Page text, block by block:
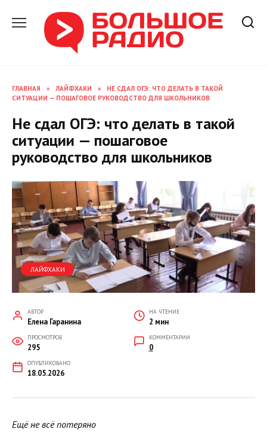
содержанию
ГЛАВНАЯ » ЛАЙФХАКИ »
НЕ СДАЛ ОГЭ: ЧТО ДЕЛАТЬ В ТАКОЙ
СИТУАЦИИ — ПОШАГОВОЕ РУКОВОДСТВО ДЛЯ ШКОЛЬНИКОВ
Не сдал ОГЭ: что делать в такой
ситуации — пошаговое
руководство для школьников
ЛАЙФХАКИ
АВТОР
Елена Гаранина
НА ЧТЕНИЕ
2 мин
ПРОСМОТРОВ
295
КОММЕНТАРИИ
0
ОПУБЛИКОВАНО
18.05.2026
Ещё не всё потеряно